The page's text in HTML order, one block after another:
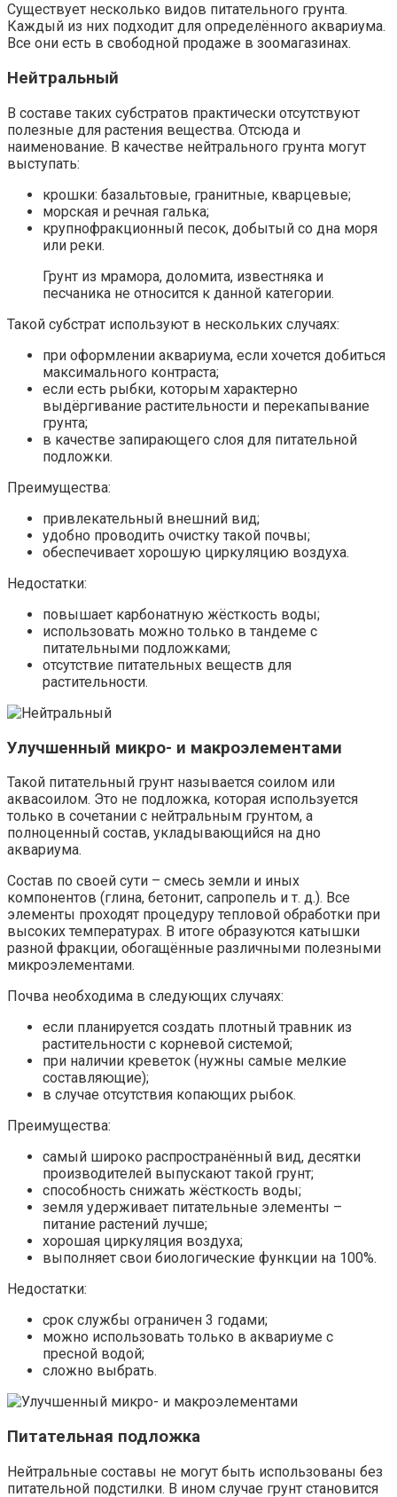
Существует несколько видов питательного грунта.
Каждый из них подходит для определённого аквариума.
Все они есть в свободной продаже в зоомагазинах.
Нейтральный
В составе таких субстратов практически отсутствуют
полезные для растения вещества. Отсюда и
наименование. В качестве нейтрального грунта могут
выступать:
крошки: базальтовые, гранитные, кварцевые;
морская и речная галька;
крупнофракционный песок, добытый со дна моря
или реки.
Грунт из мрамора, доломита, известняка и
песчаника не относится к данной категории.
Такой субстрат используют в нескольких случаях:
при оформлении аквариума, если хочется добиться
максимального контраста;
если есть рыбки, которым характерно
выдёргивание растительности и перекапывание
грунта;
в качестве запирающего слоя для питательной
подложки.
Преимущества:
привлекательный внешний вид;
удобно проводить очистку такой почвы;
обеспечивает хорошую циркуляцию воздуха.
Недостатки:
повышает карбонатную жёсткость воды;
использовать можно только в тандеме с
питательными подложками;
отсутствие питательных веществ для
растительности.
Улучшенный микро- и макроэлементами
Такой питательный грунт называется соилом или
аквасоилом. Это не подложка, которая используется
только в сочетании с нейтральным грунтом, а
полноценный состав, укладывающийся на дно
аквариума.
Состав по своей сути – смесь земли и иных
компонентов (глина, бетонит, сапропель и т. д.). Все
элементы проходят процедуру тепловой обработки при
высоких температурах. В итоге образуются катышки
разной фракции, обогащённые различными полезными
микроэлементами.
Почва необходима в следующих случаях:
если планируется создать плотный травник из
растительности с корневой системой;
при наличии креветок (нужны самые мелкие
составляющие);
в случае отсутствия копающих рыбок.
Преимущества:
самый широко распространённый вид, десятки
производителей выпускают такой грунт;
способность снижать жёсткость воды;
земля удерживает питательные элементы –
питание растений лучше;
хорошая циркуляция воздуха;
выполняет свои биологические функции на 100%.
Недостатки:
срок службы ограничен 3 годами;
можно использовать только в аквариуме с
пресной водой;
сложно выбрать.
Питательная подложка
Нейтральные составы не могут быть использованы без
питательной подстилки. В ином случае грунт становится